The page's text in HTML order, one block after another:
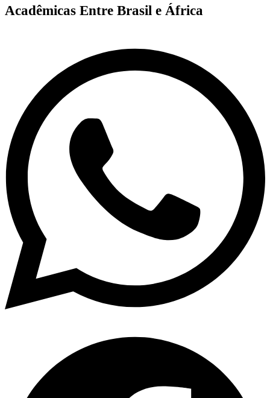
Acadêmicas Entre Brasil e África